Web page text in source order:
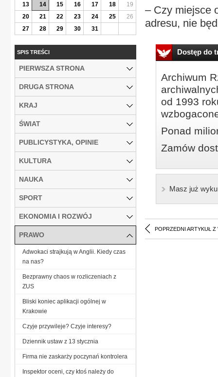
– Czy miejsce
adresu, nie
Dostęp do
Archiwum
od 1993
Ponad
Zamów
Masz już
POPRZEDNI ARTYKUŁ Z
13
14 15 16 17 18
19
20
21 22 23 24 25
26
27
28 29 30 31
SPIS TREŚCI
PIERWSZA STRONA
DRUGA STRONA
KRAJ
ŚWIAT
PUBLICYSTYKA, OPINIE
KULTURA
NAUKA
SPORT
EKONOMIA I ROZWÓJ
PRAWO
Adwokaci strajkują w Anglii. Kiedy czas
na nas?
Bezprawny chaos w rozliczeniach z
ZUS
Bliski koniec aplikacji ogólnej w
Krakowie
Czyje przywileje? Czyje interesy?
Dziennik ustaw z 13 stycznia
Firma nie zaskarży poczynań kontrolera
Inspektor oceni, czy ktoś należy do